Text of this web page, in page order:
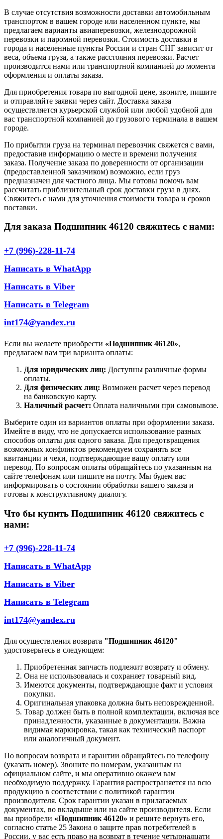
В случае отсутствия возможности доставки автомобильным
транспортом в вашем городе или населенном пункте, мы
предлагаем варианты авиаперевозки, железнодорожной
перевозки и паромной перевозки. Стоимость доставки в
города и населенные пункты России и стран СНГ зависит от
веса, объема груза, а также расстояния перевозки. Расчет
производится нами или транспортной компанией до момента
оформления и оплаты заказа.
Для приобретения товара по выгодной цене, звоните, пишите
и отправляйте заявки через сайт. Доставка заказа
осуществляется курьерской службой или любой удобной для
вас транспортной компанией до грузового терминала в вашем
городе.
По прибытии груза на терминал перевозчик свяжется с вами,
предоставив информацию о месте и времени получения
заказа. Получение заказа по доверенности от организации
(предоставленной заказчиком) возможно, если груз
предназначен для частного лица. Мы готовы помочь вам
рассчитать приблизительный срок доставки груза в днях.
Свяжитесь с нами для уточнения стоимости товара и сроков
поставки.
Для заказа Подшипник 46120 свяжитесь с нами:
+7 (996)-228-11-74
Написать в WhatApp
Написать в Viber
Написать в Telegram
int174@yandex.ru
Если вы желаете приобрести «Подшипник 46120»,
предлагаем вам три варианта оплаты:
Для юридических лиц: Доступны различные формы
оплаты.
Для физических лиц: Возможен расчет через перевод
на банковскую карту.
Наличный расчет: Оплата наличными при самовывозе.
Выберите один из вариантов оплаты при оформлении заказа.
Имейте в виду, что не допускается использование разных
способов оплаты для одного заказа. Для предотвращения
возможных конфликтов рекомендуем сохранять все
квитанции и чеки, подтверждающие вашу оплату или
перевод. По вопросам оплаты обращайтесь по указанным на
сайте телефонам или пишите на почту. Мы будем вас
информировать о состоянии обработки вашего заказа и
готовы к конструктивному диалогу.
Что бы купить Подшипник 46120 свяжитесь с
нами:
+7 (996)-228-11-74
Написать в WhatApp
Написать в Viber
Написать в Telegram
int174@yandex.ru
Для осуществления возврата "Подшипник 46120"
удостоверьтесь в следующем:
Приобретенная запчасть подлежит возврату и обмену.
Она не использовалась и сохраняет товарный вид.
Имеются документы, подтверждающие факт и условия
покупки.
Оригинальная упаковка должна быть неповрежденной.
Товар должен быть в полной комплектации, включая все
принадлежности, указанные в документации. Важна
видимая маркировка, такая как технический паспорт
или аналогичный документ.
По вопросам возврата и гарантии обращайтесь по телефону
(указать номер). Звоните по номерам, указанным на
официальном сайте, и мы оперативно окажем вам
необходимую поддержку. Гарантия распространяется на всю
продукцию в соответствии с политикой гарантии
производителя. Срок гарантии указан в прилагаемых
документах, во вкладыше или на сайте производителя. Если
вы приобрели «Подшипник 46120» и решите вернуть его,
согласно статье 25 Закона о защите прав потребителей в
России, у вас есть право на возврат в течение четырнадцати